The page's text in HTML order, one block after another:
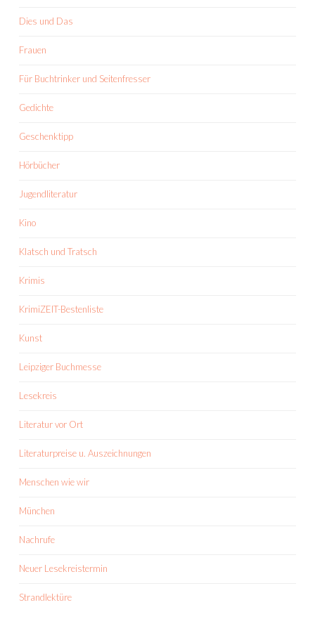
Dies und Das
Frauen
Für Buchtrinker und Seitenfresser
Gedichte
Geschenktipp
Hörbücher
Jugendliteratur
Kino
Klatsch und Tratsch
Krimis
KrimiZEIT-Bestenliste
Kunst
Leipziger Buchmesse
Lesekreis
Literatur vor Ort
Literaturpreise u. Auszeichnungen
Menschen wie wir
München
Nachrufe
Neuer Lesekreistermin
Strandlektüre